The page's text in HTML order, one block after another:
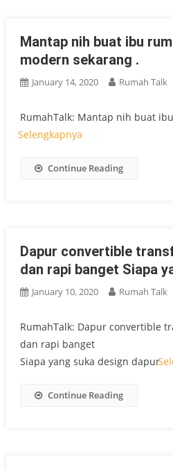
Mantap nih buat ibu
modern sekarang .
January 14, 2020 Rumah Talk
RumahTalk: Mantap nih buat ibu
Selengkapnya
Continue Reading
Dapur convertible
dan rapi banget Siapa
January 10, 2020 Rumah Talk
RumahTalk: Dapur convertible
dan rapi banget
Siapa yang suka design dapur
Continue Reading